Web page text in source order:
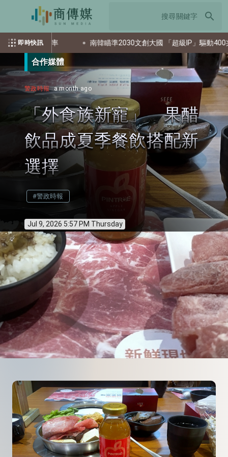
search
即時快訊
估效率 南韓瞄準2030文創大國 「超級IP」驅動400兆韓元目
合作媒體
警政時報 a month ago
「外食族新寵」 果醋
飲品成夏季餐飲搭配新
選擇
#警政時報
Jul 9, 2026 5:57 PM Thursday